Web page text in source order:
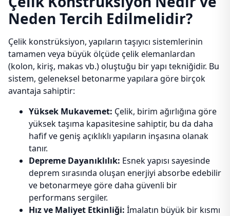
Neden Tercih Edilmelidir?
Çelik konstrüksiyon, yapıların taşıyıcı sistemlerinin
tamamen veya büyük ölçüde çelik elemanlardan
(kolon, kiriş, makas vb.) oluştuğu bir yapı tekniğidir. Bu
sistem, geleneksel betonarme yapılara göre birçok
avantaja sahiptir:
Yüksek Mukavemet: Çelik, birim ağırlığına göre
yüksek taşıma kapasitesine sahiptir, bu da daha
hafif ve geniş açıklıklı yapıların inşasına olanak
tanır.
Depreme Dayanıklılık: Esnek yapısı sayesinde
deprem sırasında oluşan enerjiyi absorbe edebilir
ve betonarmeye göre daha güvenli bir
performans sergiler.
Hız ve Maliyet Etkinliği: İmalatın büyük bir kısmı